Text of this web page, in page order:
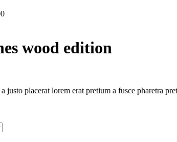
wood edition
justo placerat lorem erat pretium a fusce pharetra